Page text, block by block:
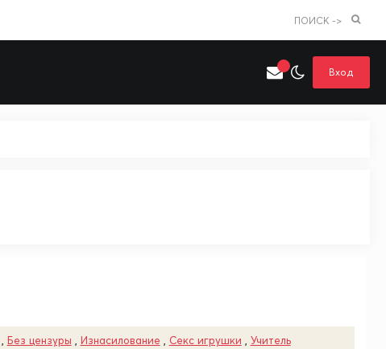
ПОИСК ->
Вход
Без цензуры Изнасилование Секс игрушки Учитель